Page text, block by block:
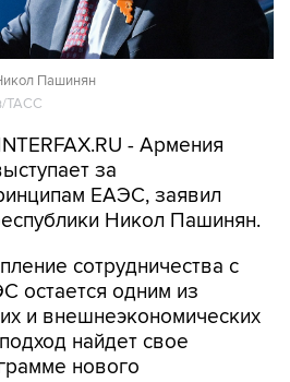
Пашинян
ТАСС
- Армения
ЕАЭС, заявил
Никол Пашинян.
сотрудничества с
и внешнеэкономических
найдет свое
нового
которое мне
- сказал Пашинян на